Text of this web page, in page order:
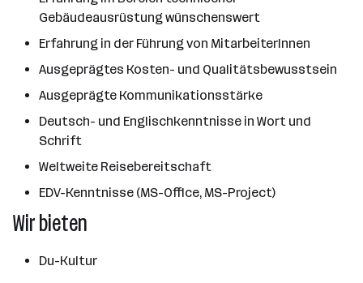
Gebäudeausrüstung wünschenswert
Erfahrung in der Führung von MitarbeiterInnen
Ausgeprägtes Kosten- und Qualitätsbewusstsein
Ausgeprägte Kommunikationsstärke
Deutsch- und Englischkenntnisse in Wort und
Schrift
Weltweite Reisebereitschaft
EDV-Kenntnisse (MS-Office, MS-Project)
Wir bieten
Du-Kultur